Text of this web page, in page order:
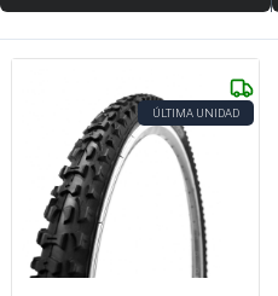
ÚLTIMA UNIDAD